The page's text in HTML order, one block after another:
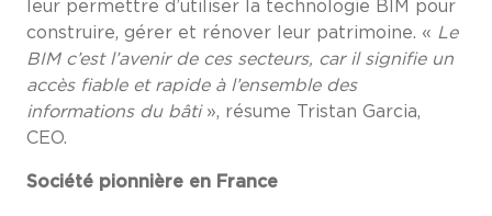
leur permettre d’utiliser la technologie BIM pour
construire, gérer et rénover leur patrimoine. « Le
BIM c’est l’avenir de ces secteurs, car il signifie un
accès fiable et rapide à l’ensemble des
informations du bâti», résume Tristan Garcia,
CEO.
Société pionnière en France